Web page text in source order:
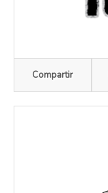
Compartir